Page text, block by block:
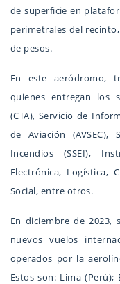
de superficie en
perimetrales del
de pesos.
En este aeródromo,
quienes entregan los
(CTA), Servicio de
de Aviación
Incendios (SSEI),
Electrónica, Logística,
Social, entre otros.
En diciembre de 2023,
nuevos vuelos
operados por la
Estos son: Lima (Perú);